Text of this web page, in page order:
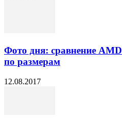
Фото дня: сравнение
по размерам
12.08.2017